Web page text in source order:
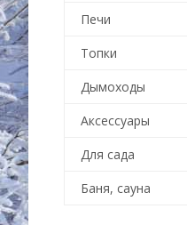
Печи
Топки
Дымоходы
Аксессуары
Для сада
Баня, сауна